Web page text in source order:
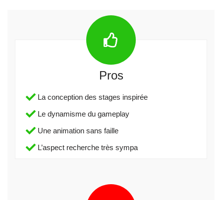
Pros
La conception des stages inspirée
Le dynamisme du gameplay
Une animation sans faille
L’aspect recherche très sympa